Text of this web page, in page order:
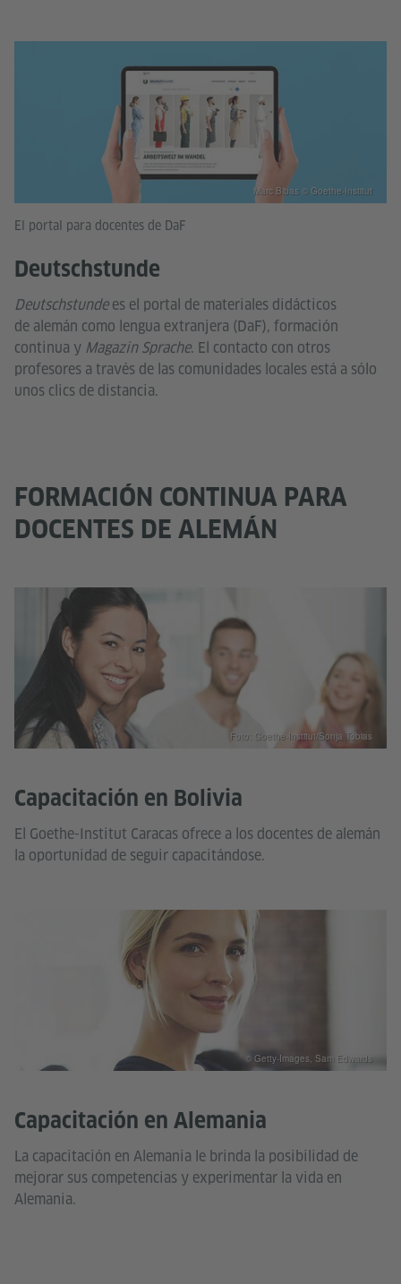
El portal para docentes de DaF
Deutschstunde
Deutschstundees el portal de materiales didácticos
de alemán como lengua extranjera (DaF), formación
continua y Magazin Sprache. El contacto con otros
profesores a través de las comunidades locales está a sólo
unos clics de distancia.
Marc Bibas © Goethe-Institut
FORMACIÓN CONTINUA PARA
DOCENTES DE ALEMÁN
Capacitación en Bolivia
El Goethe-Institut Caracas ofrece a los docentes de alemán
la oportunidad de seguir capacitándose.
Foto: Goethe-Institut/Sonja Tobias
Capacitación en Alemania
La capacitación en Alemania le brinda la posibilidad de
mejorar sus competencias y experimentar la vida en
Alemania.
© Getty-Images, Sam Edwards